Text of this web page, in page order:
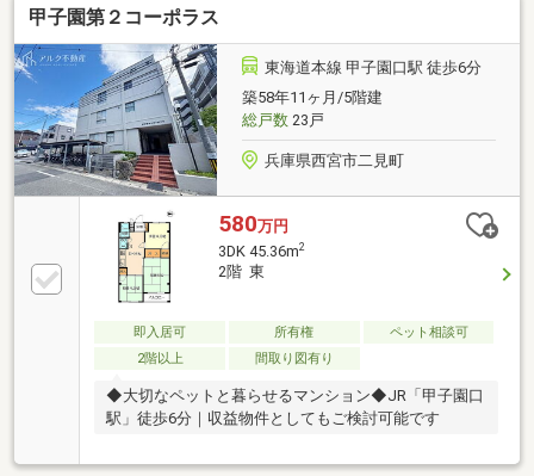
甲子園第２コーポラス
東海道本線 甲子園口駅 徒歩6分
築58年11ヶ月/5階建
総戸数23戸
兵庫県西宮市二見町
580万円
3DK 45.36m2
2階 東
即入居可 所有権
ペット相談可
2階以上
間取り図有り
◆大切なペットと暮らせるマンション◆JR「甲子園口
駅」徒歩6分｜収益物件としてもご検討可能です